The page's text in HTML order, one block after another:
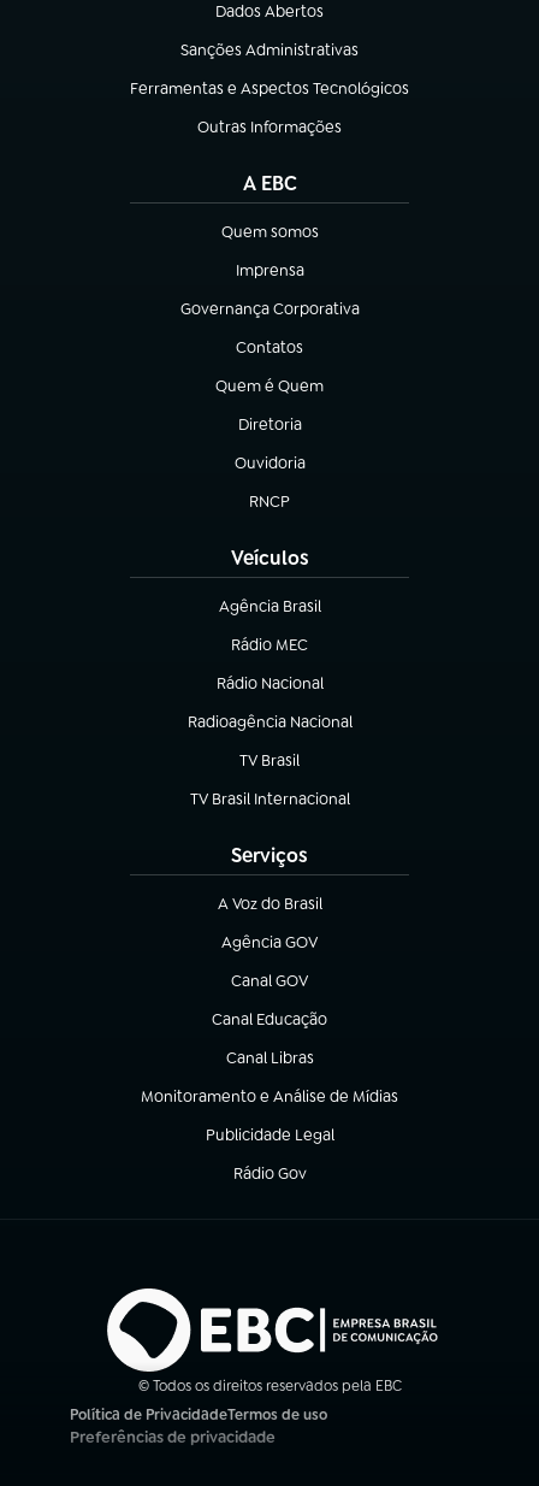
Dados Abertos
(abre em nova aba)
Sanções Administrativas
(abre em nova aba)
Ferramentas e Aspectos Tecnológicos
(abre em nova aba)
Outras Informações
(abre em nova aba)
A EBC
Quem somos
(abre em nova aba)
Imprensa
(abre em nova aba)
Governança Corporativa
(abre em nova aba)
Contatos
(abre em nova aba)
Quem é Quem
(abre em nova aba)
Diretoria
(abre em nova aba)
Ouvidoria
(abre em nova aba)
RNCP
(abre em nova aba)
Veículos
Agência Brasil
(abre em nova aba)
Rádio MEC
Rádio Nacional
(abre em nova aba)
Radioagência Nacional
(abre em nova aba)
TV Brasil
(abre em nova aba)
TV Brasil Internacional
(abre em nova aba)
Serviços
A Voz do Brasil
(abre em nova aba)
Agência GOV
(abre em nova aba)
Canal GOV
(abre em nova aba)
Canal Educação
(abre em nova aba)
Canal Libras
(abre em nova aba)
Monitoramento e Análise de Mídias
(abre em nova aba)
Publicidade Legal
(abre em nova aba)
Rádio Gov
(abre em nova aba)
© Todos os direitos reservados pela EBC
Política de Privacidade
(abre em nova aba)
Termos de uso
(abre em nova aba)
Preferências de privacidade